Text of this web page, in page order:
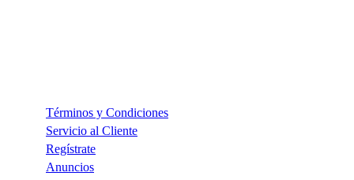
Términos y Condiciones
Servicio al Cliente
Regístrate
Anuncios